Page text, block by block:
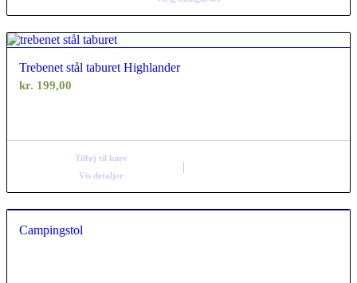
Trebenet stål taburet Highlander
kr. 199,00
Tilføj til kurv
Vis detaljer
Campingstol